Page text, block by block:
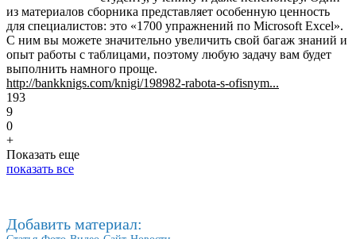
из материалов сборника представляет особенную ценность
для специалистов: это «1700 упражнений по Microsoft Excel».
С ним вы можете значительно увеличить свой багаж знаний и
опыт работы с таблицами, поэтому любую задачу вам будет
выполнить намного проще.
http://bankknigs.com/knigi/198982-rabota-s-ofisnym...
193
9
0
+
Показать еще
показать все
Добавить материал: